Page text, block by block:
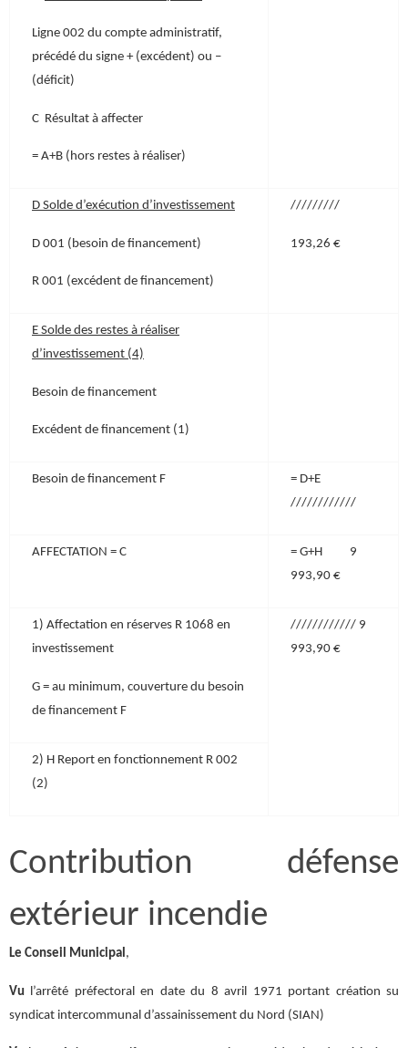
Ligne 002 du compte administratif,
précédé du signe + (excédent) ou –
(déficit)
C Résultat à affecter
= A+B (hors restes à réaliser)
D Solde d’exécution d’investissement
D 001 (besoin de financement)
R 001 (excédent de financement)
/////////
193,26 €
E Solde des restes à réaliser
d’investissement (4)
Besoin de financement
Excédent de financement (1)
Besoin de financement F
= D+E
////////////
AFFECTATION = C
= G+H 9
993,90 €
1) Affectation en réserves R 1068 en
investissement
G = au minimum, couverture du besoin
de financement F
//////////// 9
993,90 €
2) H Report en fonctionnement R 002
(2)
Contribution défense
extérieur incendie
Le Conseil Municipal,
Vu
l’arrêté préfectoral en date du 8 avril 1971 portant création su
syndicat intercommunal d’assainissement du Nord (SIAN)